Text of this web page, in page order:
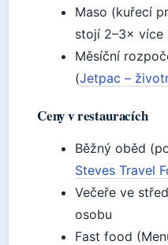
Maso (kuřecí
stojí 2–3× více
Měsíční
(Jetpac –
Ceny v restauracích
Běžný oběd
Steves Travel
Večeře ve
osobu
Fast food